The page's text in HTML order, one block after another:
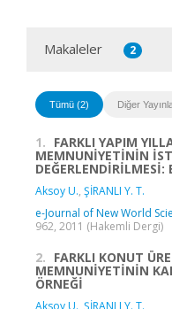
Makaleler 2
Tümü (2) Diğer
1. FARKLI YAPIM
MEMNUNİYETİNİN
DEĞERLENDİRİLMESİ:
Aksoy U., ŞİRANLI Y. T.
e-Journal of New World
962, 2011 (Hakemli Dergi)
2. FARKLI KONUT
MEMNUNİYETİNİN
ÖRNEĞİ
Aksoy U., ŞİRANLI Y. T.